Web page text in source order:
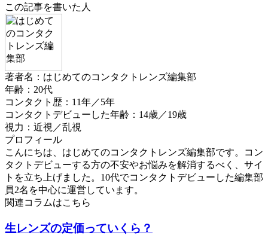
この記事を書いた人
著者名：はじめてのコンタクトレンズ編集部
年齢：20代
コンタクト歴：11年／5年
コンタクトデビューした年齢：14歳／19歳
視力：近視／乱視
プロフィール
こんにちは、はじめてのコンタクトレンズ編集部です。コン
タクトデビューする方の不安やお悩みを解消するべく、サイ
トを立ち上げました。10代でコンタクトデビューした編集部
員2名を中心に運営しています。
関連コラムはこちら
生レンズの定価っていくら？